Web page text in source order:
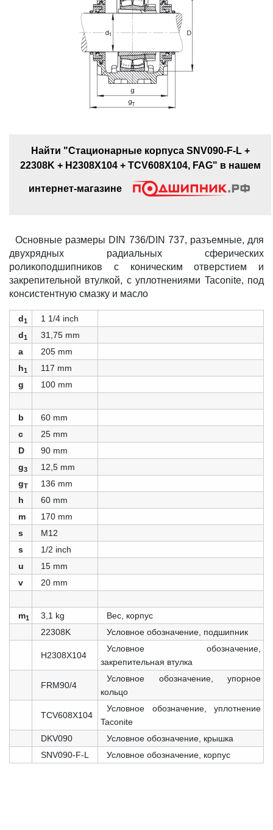
Найти "Стационарные корпуса SNV090-F-L +
22308K + H2308X104 + TCV608X104, FAG" в нашем
интернет-магазине
Основные размеры DIN 736/DIN 737, разъемные, для
двухрядных радиальных сферических
роликоподшипников с коническим отверстием и
закрепительной втулкой, с уплотнениями Taconite, под
консистентную смазку и масло
d1
1 1/4 inch
d1
31,75 mm
a
205 mm
h1
117 mm
g
100 mm
b
60 mm
c
25 mm
D
90 mm
g3
12,5 mm
gT
136 mm
h
60 mm
m
170 mm
s
M12
s
1/2 inch
u
15 mm
v
20 mm
m1 3,1 kg
Вес, корпус
22308K
Условное обозначение, подшипник
H2308X104
Условное обозначение,
закрепительная втулка
FRM90/4
Условное обозначение, упорное
кольцо
TCV608X104
Условное обозначение, уплотнение
Taconite
DKV090
Условное обозначение, крышка
SNV090-F-L
Условное обозначение, корпус